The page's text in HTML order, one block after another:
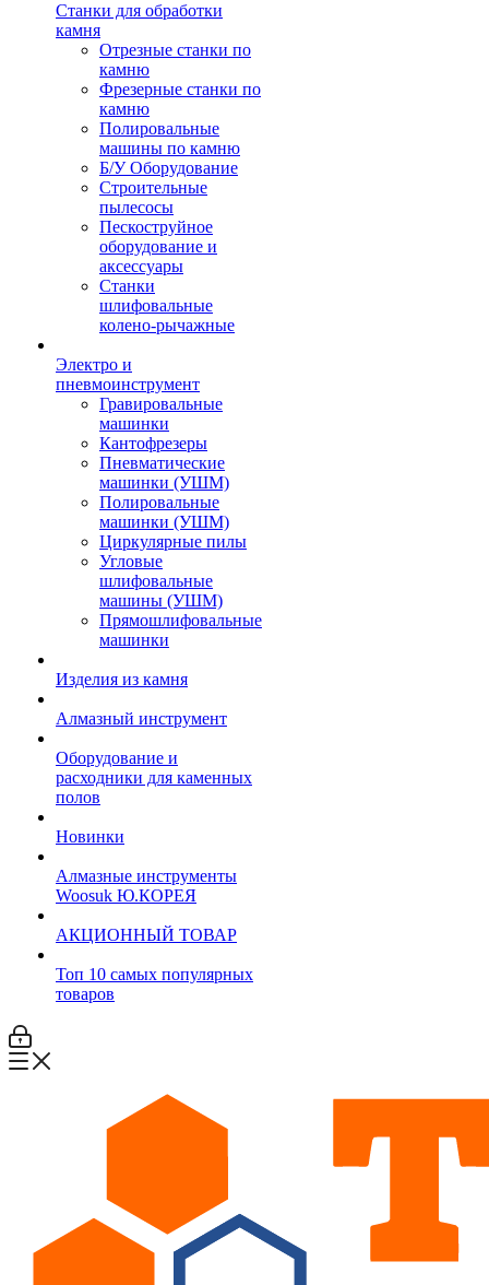
Станки для обработки
камня
Отрезные станки по
камню
Фрезерные станки по
камню
Полировальные
машины по камню
Б/У Оборудование
Строительные
пылесосы
Пескоструйное
оборудование и
аксессуары
Станки
шлифовальные
колено-рычажные
Электро и
пневмоинструмент
Гравировальные
машинки
Кантофрезеры
Пневматические
машинки (УШМ)
Полировальные
машинки (УШМ)
Циркулярные пилы
Угловые
шлифовальные
машины (УШМ)
Прямошлифовальные
машинки
Изделия из камня
Алмазный инструмент
Оборудование и
расходники для каменных
полов
Новинки
Алмазные инструменты
Woosuk Ю.КОРЕЯ
АКЦИОННЫЙ ТОВАР
Топ 10 самых популярных
товаров